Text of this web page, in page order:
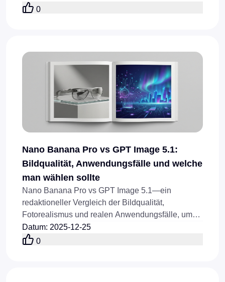
0
Nano Banana Pro vs GPT Image 5.1:
Bildqualität, Anwendungsfälle und welche
man wählen sollte
Nano Banana Pro vs GPT Image 5.1—ein
redaktioneller Vergleich der Bildqualität,
Fotorealismus und realen Anwendungsfälle, um
Kreativen bei der Wahl des richtigen Werkzeugs
zu helfen.
Datum: 2025-12-25
0